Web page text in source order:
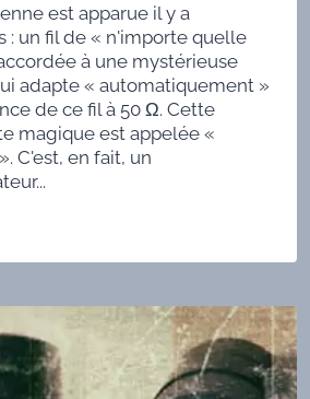
est apparue il y a
: un fil de « n'importe quelle
à une mystérieuse
adapte « automatiquement »
de ce fil à 50 Ω. Cette
magique est appelée «
C'est, en fait, un